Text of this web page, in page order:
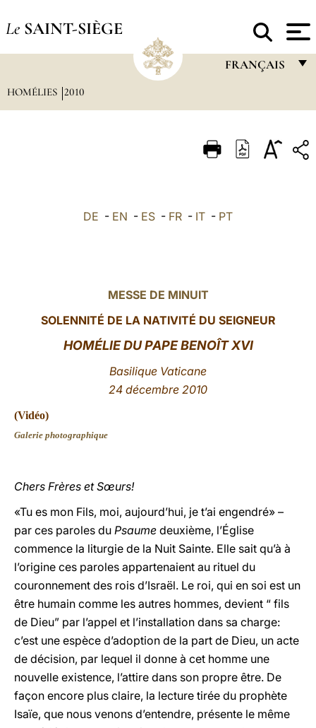
Le SAINT-SIÈGE
FRANÇAIS
ITALIANO
中文
LATINE
HOMÉLIES 2010
DE - EN - ES - FR - IT - PT
MESSE DE MINUIT
SOLENNITÉ DE LA NATIVITÉ DU SEIGNEUR
HOMÉLIE DU PAPE BENOÎT XVI
Basilique Vaticane
24 décembre 2010
(Vidéo)
Galerie photographique
Chers Frères et Sœurs!
«Tu es mon Fils, moi, aujourd’hui, je t’ai engendré» –
par ces paroles du Psaume deuxième, l’Église
commence la liturgie de la Nuit Sainte. Elle sait qu’à à
l’origine ces paroles appartenaient au rituel du
couronnement des rois d’Israël. Le roi, qui en soi est un
être humain comme les autres hommes, devient “ fils
de Dieu” par l’appel et l’installation dans sa charge:
c’est une espèce d’adoption de la part de Dieu, un acte
de décision, par lequel il donne à cet homme une
nouvelle existence, l’attire dans son propre être. De
façon encore plus claire, la lecture tirée du prophète
Isaïe, que nous venons d’entendre, présente le même